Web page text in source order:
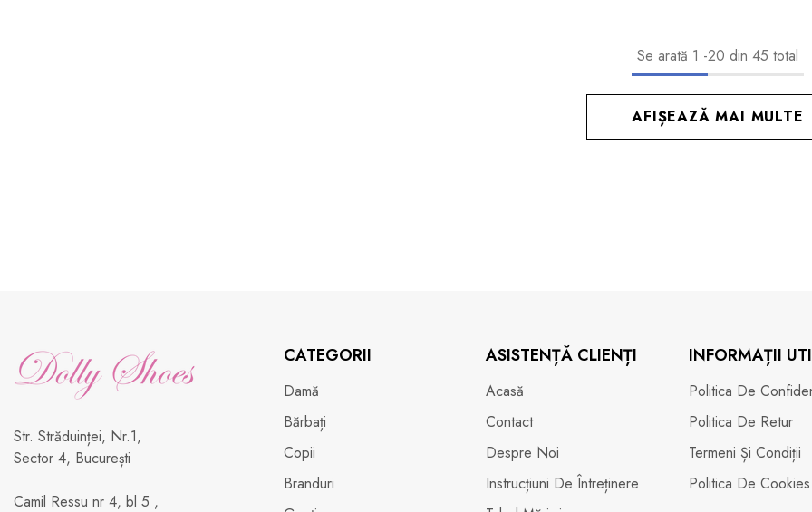
Se arată 1 -20 din 45 total
AFIȘEAZĂ MAI MULTE
Str. Străduinței, Nr.1,
Sector 4, București
Camil Ressu nr 4, bl 5 ,
CATEGORII
Damă
Bărbați
Copii
Branduri
ASISTENȚĂ CLIENȚI
Acasă
Contact
Despre Noi
Instrucțiuni De Întreținere
INFORMAȚII
Politica De
Politica De Retur
Termeni Și Condiții
Politica De Cookies